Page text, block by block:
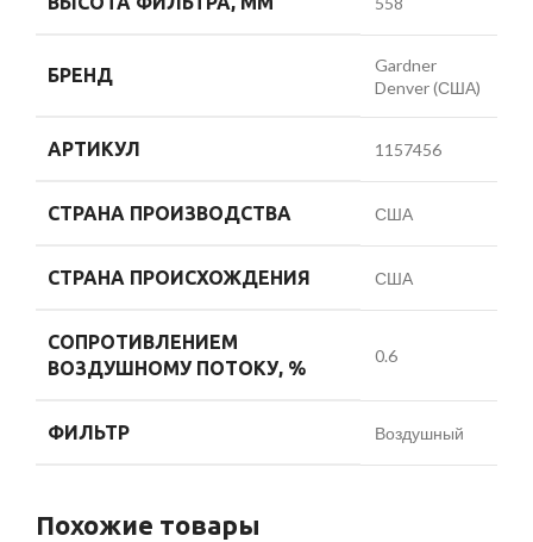
БРЕНД
Gardner
Denver (США)
АРТИКУЛ 1157456
СТРАНА ПРОИЗВОДСТВА США
СТРАНА ПРОИСХОЖДЕНИЯ США
СОПРОТИВЛЕНИЕМ
ВОЗДУШНОМУ ПОТОКУ, %
0.6
ФИЛЬТР Воздушный
Похожие товары